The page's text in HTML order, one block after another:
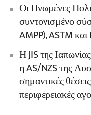
Οι Ηνωμένες
συντονισμένο
AMPP), ASTM και
Η JIS της
η AS/NZS της
σημαντικές
περιφερειακές